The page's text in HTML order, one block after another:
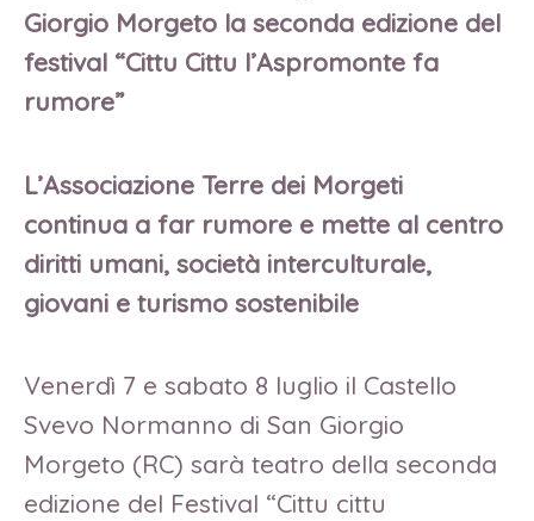
Giorgio Morgeto la seconda edizione del
festival “Cittu Cittu l’Aspromonte fa
rumore”
L’Associazione Terre dei Morgeti
continua a far rumore e mette al centro
diritti umani, società interculturale,
giovani e turismo sostenibile
Venerdì 7 e sabato 8 luglio il Castello
Svevo Normanno di San Giorgio
Morgeto (RC) sarà teatro della seconda
edizione del Festival “Cittu cittu